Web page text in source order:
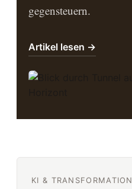
gegensteuern.
Artikel lesen →
KI & TRANSFORMATION